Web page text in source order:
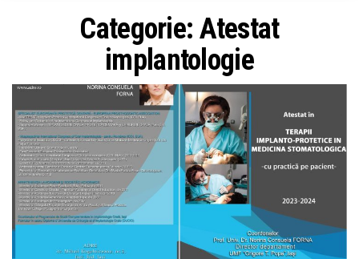
Categorie: Atestat
implantologie